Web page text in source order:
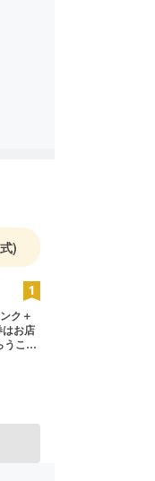
)
ク＋
お店
うこと
で頂
北区
後日
おつ